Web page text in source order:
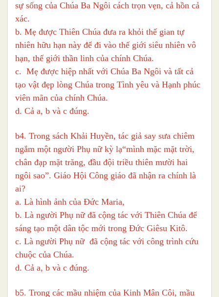
sự sống của Chúa Ba Ngôi cách trọn vẹn, cả hồn cả
xác.
b. Mẹ được Thiên Chúa đưa ra khỏi thế gian tự
nhiên hữu hạn này để đi vào thế giới siêu nhiên vô
hạn, thế giới thần linh của chính Chúa.
c. Mẹ được hiệp nhất với Chúa Ba Ngôi và tất cả
tạo vật đẹp lòng Chúa trong Tình yêu và Hạnh phúc
viên mãn của chính Chúa.
d. Cả a, b và c đúng.
b4. Trong sách Khải Huyền, tác giả say sưa chiêm
ngắm một người Phụ nữ kỳ lạ“mình mặc mặt trời,
chân đạp mặt trăng, đầu đội triều thiên mười hai
ngôi sao”. Giáo Hội Công giáo đã nhận ra chính là
ai?
a. Là hình ảnh của Đức Maria,
b. Là người Phụ nữ đã cộng tác với Thiên Chúa để
sáng tạo một dân tộc mới trong Đức Giêsu Kitô.
c. Là người Phụ nữ đã cộng tác với công trình cứu
chuộc của Chúa.
d. Cả a, b và c đúng.
b5. Trong các mầu nhiệm của Kinh Mân Côi, mầu